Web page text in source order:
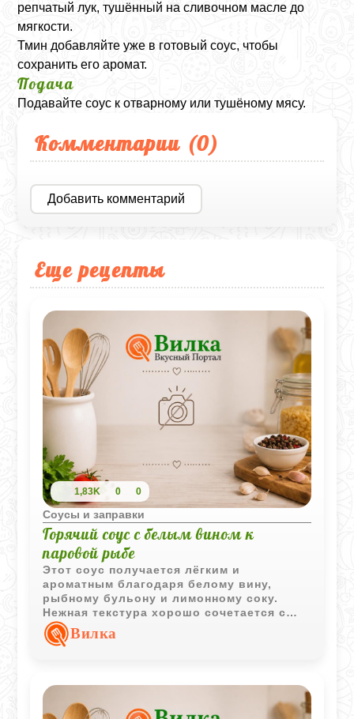
репчатый лук, тушённый на сливочном масле до
мягкости.
Тмин добавляйте уже в готовый соус, чтобы
сохранить его аромат.
Подача
Подавайте соус к отварному или тушёному мясу.
Комментарии (0)
Добавить комментарий
Еще рецепты
1,83K 0 0
Соусы и заправки
Горячий соус с белым вином к
паровой рыбе
Этот соус получается лёгким и
ароматным благодаря белому вину,
рыбному бульону и лимонному соку.
Нежная текстура хорошо сочетается с
паровой рыбой.
Вилка